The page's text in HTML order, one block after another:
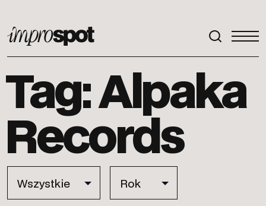
ImproSpot
Tag: Alpaka
Records